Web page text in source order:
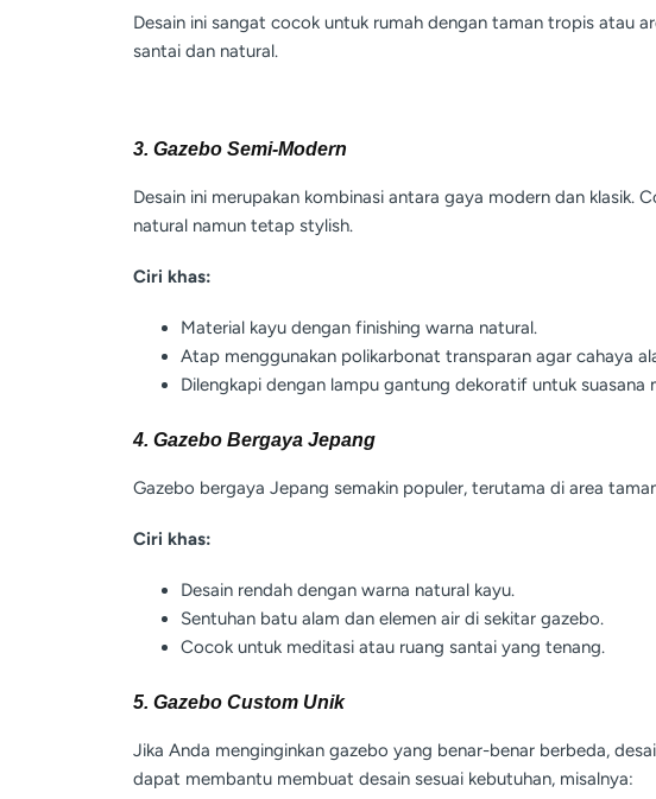
Desain ini sangat cocok untuk rumah dengan taman tropis atau
santai dan natural.
3. Gazebo Semi-Modern
Desain ini merupakan kombinasi antara gaya modern dan klasik.
natural namun tetap stylish.
Ciri khas:
Material kayu dengan finishing warna natural.
Atap menggunakan polikarbonat transparan agar cahaya
Dilengkapi dengan lampu gantung dekoratif untuk suasana
4. Gazebo Bergaya Jepang
Gazebo bergaya Jepang semakin populer, terutama di area
Ciri khas:
Desain rendah dengan warna natural kayu.
Sentuhan batu alam dan elemen air di sekitar gazebo.
Cocok untuk meditasi atau ruang santai yang tenang.
5. Gazebo Custom Unik
Jika Anda menginginkan gazebo yang benar-benar berbeda,
dapat membantu membuat desain sesuai kebutuhan, misalnya: